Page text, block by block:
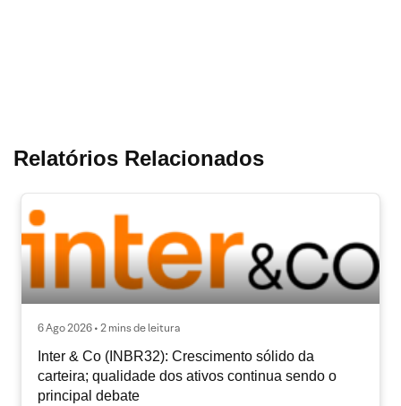
Relatórios Relacionados
6 Ago 2026 • 2 mins de leitura
Inter & Co (INBR32): Crescimento sólido da
carteira; qualidade dos ativos continua sendo o
principal debate